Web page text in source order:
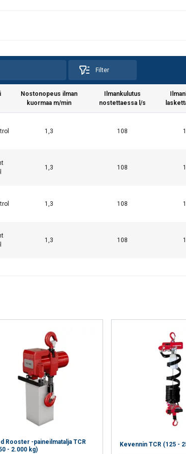
Filter
Nostonopeus ilman
kuormaa m/min
Ilmankulutus
nostettaessa l/s
1,3 108
1,3 108
1,3 108
1,3 108
Rooster -paineilmatalja TCR
- 2.000 kg)
Kevennin TCR (125 -
sisällön, mainosten personointiin ja
käytöstäsi mainos- ja
jotka olet heille antanut tai joita he ovat keränneet
Suorituskyvylliset
HYLKÄÄ KAIKKI